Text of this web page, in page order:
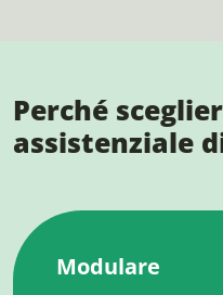
Perché
assistenziale
Modulare